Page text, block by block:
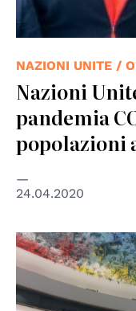
NAZIONI UNITE /
Nazioni
pandemia
popolazioni
24.04.2020